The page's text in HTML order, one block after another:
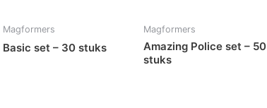
Magformers
Basic set – 30 stuks
Magformers
Amazing Police set – 50
stuks